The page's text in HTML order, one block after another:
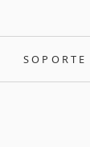
SOPORTE